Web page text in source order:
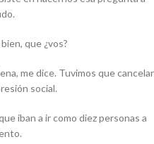
que ¿vos?
me dice. Tuvimos que cancelar
social.
iban a ir como diez personas a